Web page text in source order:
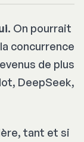
On pourrait
concurrence
de plus
DeepSeek,
tant et si